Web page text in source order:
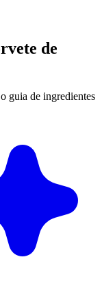
de
guia de ingredientes